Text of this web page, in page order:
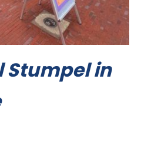
Stumpel in